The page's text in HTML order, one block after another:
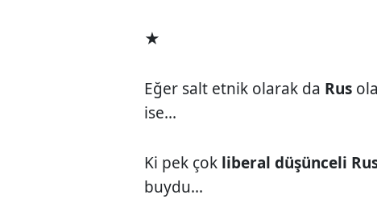
★
Eğer salt etnik olarak da Rus
ise...
Ki pek çok liberal düşünceli
buydu...